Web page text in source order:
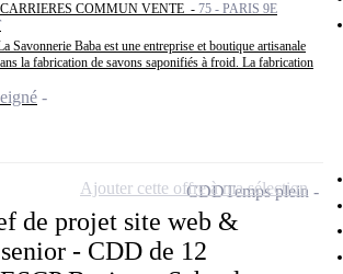
COMMUN VENTE - 75 - PARIS 9E
Savonnerie Baba est une entreprise et boutique artisanale
la fabrication de savons saponifiés à froid. La fabrication
de projet site web &
- CDD de 12
CDDTemps plein
Ajouter cette offre à ma sélection